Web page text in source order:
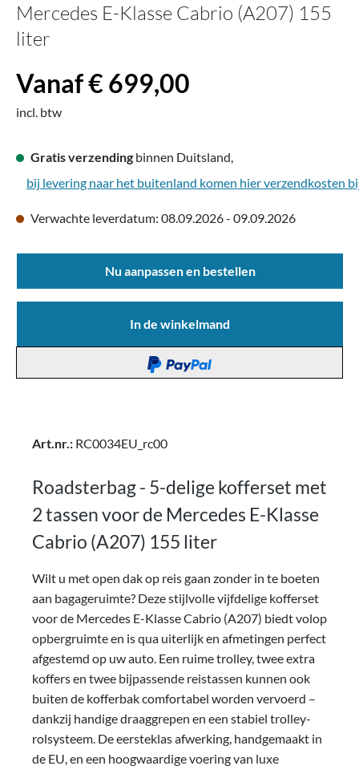
Mercedes E-Klasse Cabrio (A207) 155
liter
Vanaf € 699,00
incl. btw
Gratis verzending binnen Duitsland,
bij levering naar het buitenland komen hier verzendkosten
Verwachte leverdatum: 08.09.2026 - 09.09.2026
Nu aanpassen en bestellen
In de winkelmand
Art.nr.: RC0034EU_rc00
Roadsterbag - 5-delige kofferset met
2 tassen voor de Mercedes E-Klasse
Cabrio (A207) 155 liter
Wilt u met open dak op reis gaan zonder in te boeten
aan bagageruimte? Deze stijlvolle vijfdelige kofferset
voor de Mercedes E-Klasse Cabrio (A207) biedt volop
opbergruimte en is qua uiterlijk en afmetingen perfect
afgestemd op uw auto. Een ruime trolley, twee extra
koffers en twee bijpassende reistassen kunnen ook
buiten de kofferbak comfortabel worden vervoerd –
dankzij handige draaggrepen en een stabiel trolley-
rolsysteem. De eersteklas afwerking, handgemaakt in
de EU, en een hoogwaardige voering van luxe